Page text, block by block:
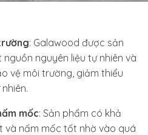
: Galawood được sản
nguyên liệu tự nhiên và
vệ môi trường, giảm thiểu
mốc: Sản phẩm có khả
và nấm mốc tốt nhờ vào quá